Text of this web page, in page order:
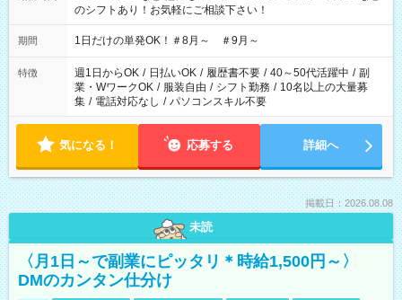
のシフトあり！お気軽にご相談下さい！
期間 1日だけの単発OK！＃8月～ ＃9月～
特徴 週1日からOK / 日払いOK / 履歴書不要 / 40～50代活躍中 / 副
業・WワークOK / 服装自由 / シフト勤務 / 10名以上の大量募
集 / 電話対応なし / パソコンスキル不要
気になる！ 応募する 詳細へ
掲載日：2026.08.08
未読
〈月1日～で副業にピッタリ＊時給1,500円～〉
DMのカンタン仕分け